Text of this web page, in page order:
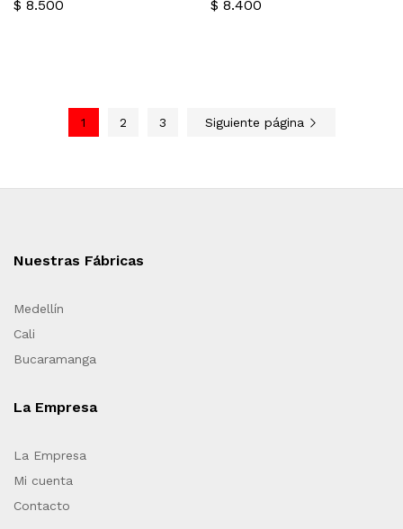
$ 8.500 $ 8.400
1 2 3 Siguiente página
Nuestras Fábricas
Medellín
Cali
Bucaramanga
La Empresa
La Empresa
Mi cuenta
Contacto